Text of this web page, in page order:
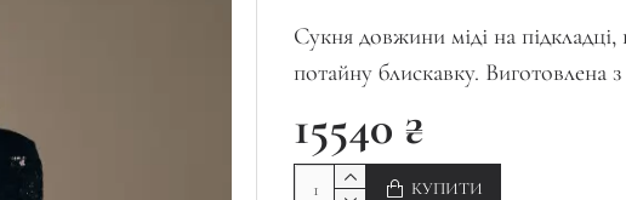
Сукня довжини міді на підкладці,
потайну блискавку.
15540 ₴
КУПИТИ